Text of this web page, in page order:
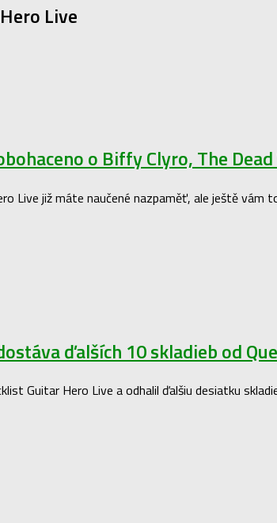
Live
o Biffy Clyro, The
Live již máte naučené nazpaměť, ale ještě
ďalších 10 skladieb od
Guitar Hero Live a odhalil ďalšiu desiatku